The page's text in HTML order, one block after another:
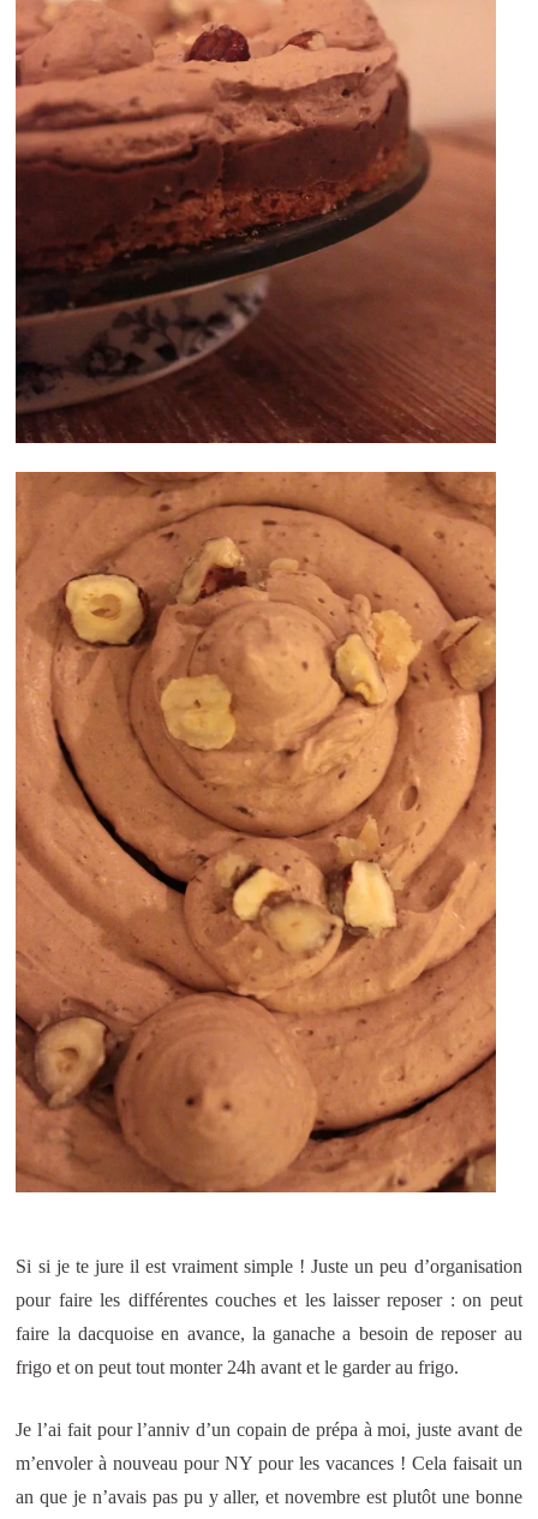
Si si je te jure il est vraiment simple ! Juste un peu d’organisation
pour faire les différentes couches et les laisser reposer : on peut
faire la dacquoise en avance, la ganache a besoin de reposer au
frigo et on peut tout monter 24h avant et le garder au frigo.
Je l’ai fait pour l’anniv d’un copain de prépa à moi, juste avant de
m’envoler à nouveau pour NY pour les vacances ! Cela faisait un
an que je n’avais pas pu y aller, et novembre est plutôt une bonne